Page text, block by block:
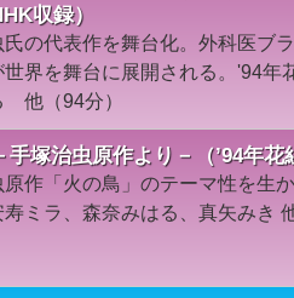
収録）
の代表作を舞台化。外科医ブ
世界を舞台に展開される。'94年
他（94分）
手塚治虫原作より－（’94年
作「火の鳥」のテーマ性を生
ミラ、森奈みはる、真矢みき